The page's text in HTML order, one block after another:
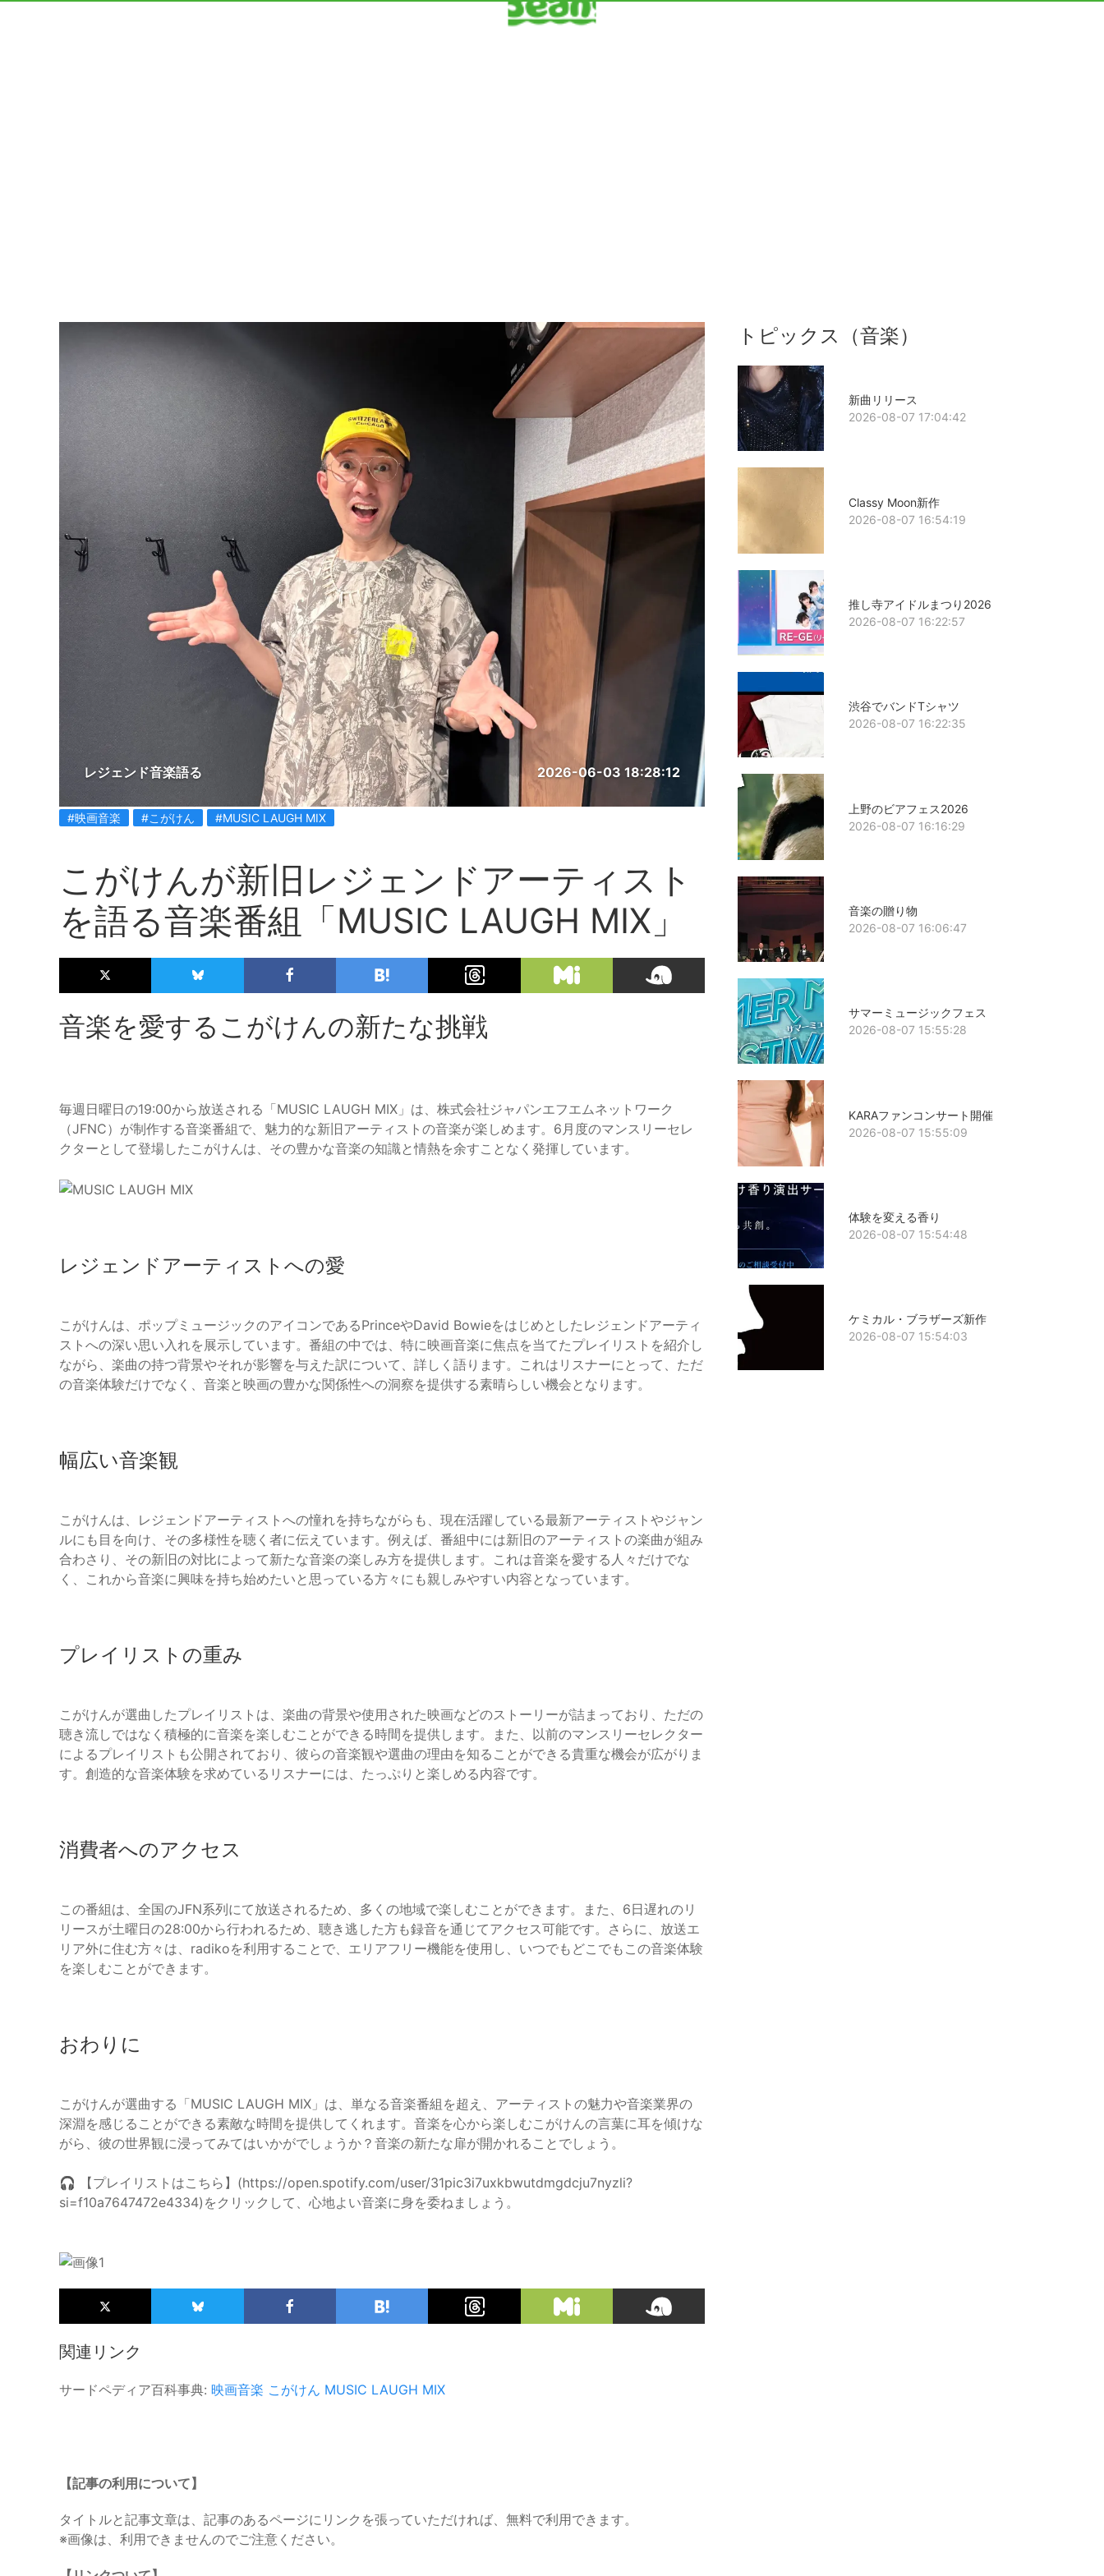
レジェンド音楽語る 2026-06-03 18:28:12
#映画音楽 #こがけん #MUSIC LAUGH MIX
こがけんが新旧レジェンドアーティスト
を語る音楽番組「MUSIC LAUGH MIX」
音楽を愛するこがけんの新たな挑戦
毎週日曜日の19:00から放送される「MUSIC LAUGH MIX」は、株式会社ジャパンエフエムネットワーク
（JFNC）が制作する音楽番組で、魅力的な新旧アーティストの音楽が楽しめます。6月度のマンスリーセレ
クターとして登場したこがけんは、その豊かな音楽の知識と情熱を余すことなく発揮しています。
レジェンドアーティストへの愛
こがけんは、ポップミュージックのアイコンであるPrinceやDavid Bowieをはじめとしたレジェンドアーティ
ストへの深い思い入れを展示しています。番組の中では、特に映画音楽に焦点を当てたプレイリストを紹介し
ながら、楽曲の持つ背景やそれが影響を与えた訳について、詳しく語ります。これはリスナーにとって、ただ
の音楽体験だけでなく、音楽と映画の豊かな関係性への洞察を提供する素晴らしい機会となります。
幅広い音楽観
こがけんは、レジェンドアーティストへの憧れを持ちながらも、現在活躍している最新アーティストやジャン
ルにも目を向け、その多様性を聴く者に伝えています。例えば、番組中には新旧のアーティストの楽曲が組み
合わさり、その新旧の対比によって新たな音楽の楽しみ方を提供します。これは音楽を愛する人々だけでな
く、これから音楽に興味を持ち始めたいと思っている方々にも親しみやすい内容となっています。
プレイリストの重み
こがけんが選曲したプレイリストは、楽曲の背景や使用された映画などのストーリーが詰まっており、ただの
聴き流しではなく積極的に音楽を楽しむことができる時間を提供します。また、以前のマンスリーセレクター
によるプレイリストも公開されており、彼らの音楽観や選曲の理由を知ることができる貴重な機会が広がりま
す。創造的な音楽体験を求めているリスナーには、たっぷりと楽しめる内容です。
消費者へのアクセス
この番組は、全国のJFN系列にて放送されるため、多くの地域で楽しむことができます。また、6日遅れのリ
リースが土曜日の28:00から行われるため、聴き逃した方も録音を通じてアクセス可能です。さらに、放送エ
リア外に住む方々は、radikoを利用することで、エリアフリー機能を使用し、いつでもどこでもこの音楽体験
を楽しむことができます。
おわりに
こがけんが選曲する「MUSIC LAUGH MIX」は、単なる音楽番組を超え、アーティストの魅力や音楽業界の
深淵を感じることができる素敵な時間を提供してくれます。音楽を心から楽しむこがけんの言葉に耳を傾けな
がら、彼の世界観に浸ってみてはいかがでしょうか？音楽の新たな扉が開かれることでしょう。
🎧 【プレイリストはこちら】(https://open.spotify.com/user/31pic3i7uxkbwutdmgdcju7nyzli?
si=f10a7647472e4334)をクリックして、心地よい音楽に身を委ねましょう。
関連リンク
サードペディア百科事典: 映画音楽 こがけん MUSIC LAUGH MIX
トピックス（音楽）
新曲リリース
2026-08-07 17:04:42
Classy Moon新作
2026-08-07 16:54:19
推し寺アイドルまつり2026
2026-08-07 16:22:57
渋谷でバンドTシャツ
2026-08-07 16:22:35
上野のビアフェス2026
2026-08-07 16:16:29
音楽の贈り物
2026-08-07 16:06:47
サマーミュージックフェス
2026-08-07 15:55:28
KARAファンコンサート開催
2026-08-07 15:55:09
体験を変える香り
2026-08-07 15:54:48
ケミカル・ブラザーズ新作
2026-08-07 15:54:03
【記事の利用について】
タイトルと記事文章は、記事のあるページにリンクを張っていただければ、無料で利用できます。
※画像は、利用できませんのでご注意ください。